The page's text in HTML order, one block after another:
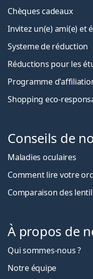
Chèques cadeaux
Invitez un(e) ami(e) et
Systeme de réduction
Réductions pour les
Programme
Shopping eco-
Conseils de
Maladies oculaires
Comment lire votre
Comparaison des
À propos de
Qui sommes-nous ?
Notre équipe